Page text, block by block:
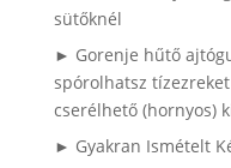
sütőknél
► Gorenje hűtő
spórolhatsz
cserélhető (hornyos)
► Gyakran Ismételt